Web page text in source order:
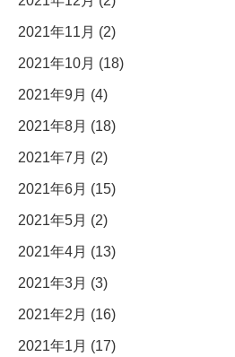
2021年11月 (2)
2021年10月 (18)
2021年9月 (4)
2021年8月 (18)
2021年7月 (2)
2021年6月 (15)
2021年5月 (2)
2021年4月 (13)
2021年3月 (3)
2021年2月 (16)
2021年1月 (17)